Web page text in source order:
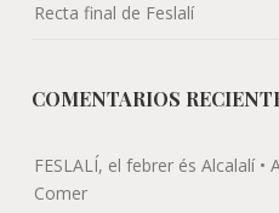
Recta final de Feslalí
COMENTARIOS
FESLALÍ, el febrer és Alcalalí
Comer